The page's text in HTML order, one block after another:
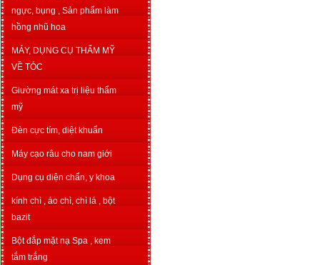
ngực, bụng , Sản phẩm làm
hồng nhũ hoa
MÁY, DỤNG CỤ THẨM MỸ
VỀ TÓC
Giường mát xa trị liệu thẩm
mỹ
Đèn cực tím, diệt khuẩn
Máy cạo râu cho nam giới
Dụng cụ diện chẩn, y khoa
kính chì , áo chì, chì lá , bột
bazit
Bột đắp mặt nạ Spa , kem
tắm trắng